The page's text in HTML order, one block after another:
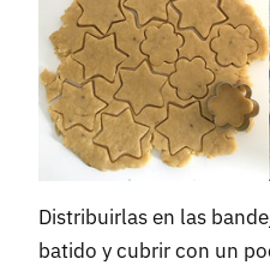
Distribuirlas en las
batido y cubrir con un